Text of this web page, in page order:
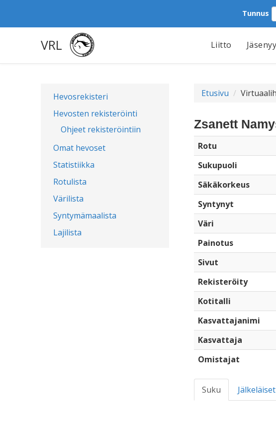
Tunnus
VRL Liitto
Hevosrekisteri
Hevosten rekisteröinti
Ohjeet rekisteröintiin
Omat hevoset
Statistiikka
Rotulista
Värilista
Syntymämaalista
Lajilista
Etusivu
Zsanett
Rotu
Sukupuoli
Säkäkorkeus
Syntynyt
Väri
Painotus
Sivut
Rekisteröity
Kotitalli
Kasvattajanimi
Kasvattaja
Omistajat
Suku Jälkeläiset